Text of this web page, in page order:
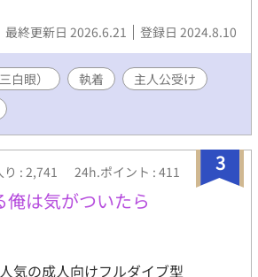
れた本を読みまくれるので
バトルをするでもなく、町から町
気配が一切ない様子に徐々に困惑
見守るサポートAI。 ゲームの世界
たまに資金調達の為に情報整理の
ていたらいつの間にかワケアリ男
のゲームプレイ記。 ※メインCPは
いですが、くっつくのは少し時間か
ムとかログアウト不可とかではな
最終更新日 2026.6.21 登録日 2024.8.10
白眼） 執着
主人公受け
3
: 2,741 24h.ポイント : 411
俺は気がついたら
の成人向けフルダイブ型